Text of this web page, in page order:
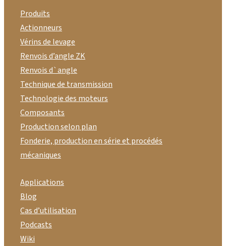
Produits
Actionneurs
Vérins de levage
Renvois d’angle ZK
Renvois d`angle
Technique de transmission
Technologie des moteurs
Composants
Production selon plan
Fonderie, production en série et procédés
mécaniques
Applications
Blog
Cas d’utilisation
Podcasts
Wiki